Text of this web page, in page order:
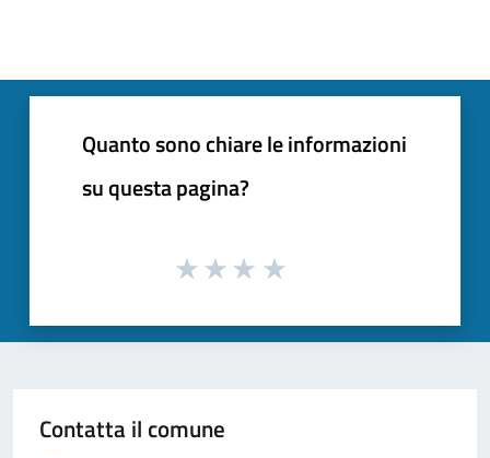
Quanto sono chiare le informazioni
su questa pagina?
Contatta il comune